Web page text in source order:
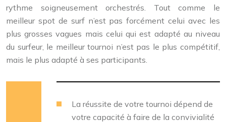
rythme soigneusement orchestrés. Tout comme le
meilleur spot de surf n’est pas forcément celui avec les
plus grosses vagues mais celui qui est adapté au niveau
du surfeur, le meilleur tournoi n’est pas le plus compétitif,
mais le plus adapté à ses participants.
La réussite de votre tournoi dépend de
votre capacité à faire de la convivialité